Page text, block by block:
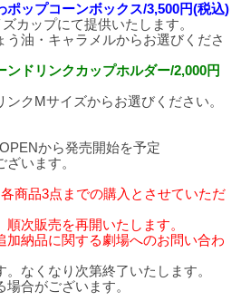
ップコーンボックス/3,500円(税込)
カップにて提供いたします。
油・キャラメルからお選びくださ
ドリンクカップホルダー/2,000円
クMサイズからお選びください。
から発売開始を予定
います。
商品3点までの購入とさせていただ
次販売を再開いたします。
納品に関する劇場へのお問い合わ
なくなり次第終了いたします。
合がございます。